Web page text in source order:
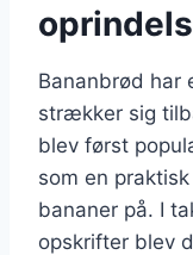
Bananbrød har
strækker sig
blev først
som en
bananer på. I
opskrifter blev